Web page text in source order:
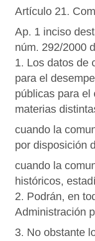
Artículo 21.
Ap. 1 inciso
núm. 292/2000
1. Los datos de
para el
públicas para el
materias
cuando la
por disposición
cuando la
históricos,
2. Podrán, en
Administración
3. No obstante